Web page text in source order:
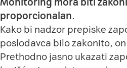
Monitoring mora biti
proporcionalan.
Kako bi nadzor prepiske
poslodavca bilo zakonito,
Prethodno jasno ukazati